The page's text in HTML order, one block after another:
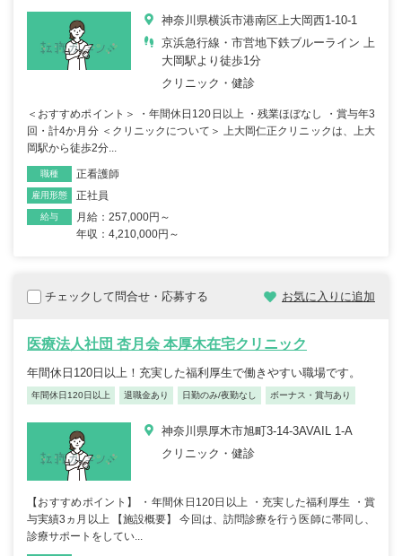
神奈川県横浜市港南区上大岡西1-10-1
京浜急行線・市営地下鉄ブルーライン 上
大岡駅より徒歩1分
クリニック・健診
＜おすすめポイント＞ ・年間休日120日以上 ・残業ほぼなし ・賞与年3
回・計4か月分 ＜クリニックについて＞ 上大岡仁正クリニックは、上大
岡駅から徒歩2分...
職種 正看護師
雇用形態 正社員
給与
月給：257,000円～
年収：4,210,000円～
チェックして問合せ・応募する お気に入りに追加
医療法人社団 杏月会 本厚木在宅クリニック
年間休日120日以上！充実した福利厚生で働きやすい職場です。
年間休日120日以上 退職金あり 日勤のみ/夜勤なし ボーナス・賞与あり
神奈川県厚木市旭町3-14-3AVAIL 1-A
クリニック・健診
【おすすめポイント】 ・年間休日120日以上 ・充実した福利厚生 ・賞
与実績3ヵ月以上 【施設概要】 今回は、訪問診療を行う医師に帯同し、
診療サポートをしてい...